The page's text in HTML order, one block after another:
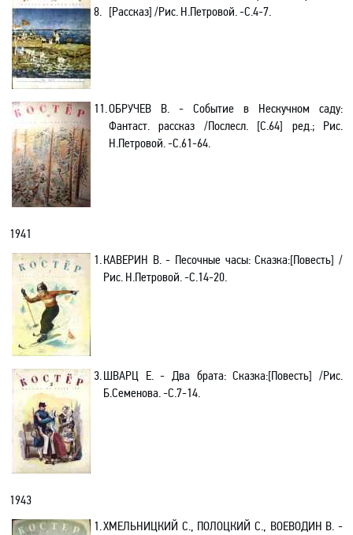
8. [Рассказ] /Рис. Н.Петровой. -C.4-7.
11.ОБРУЧЕВ В. - Событие в Нескучном саду:
Фантаст.рассказ /Послесл. [С.64] ред.; Рис.
Н.Петровой. -C.61-64.
1941
1.КАВЕРИН В. - Песочные часы: Сказка:[Повесть] /
Рис. Н.Петровой. -C.14-20.
3.ШВАРЦ Е. - Два брата: Сказка:[Повесть] /Рис.
Б.Семенова. -С.7-14.
1943
1.ХМЕЛЬНИЦКИЙ С., ПОЛОЦКИЙ С., ВОЕВОДИН В. -